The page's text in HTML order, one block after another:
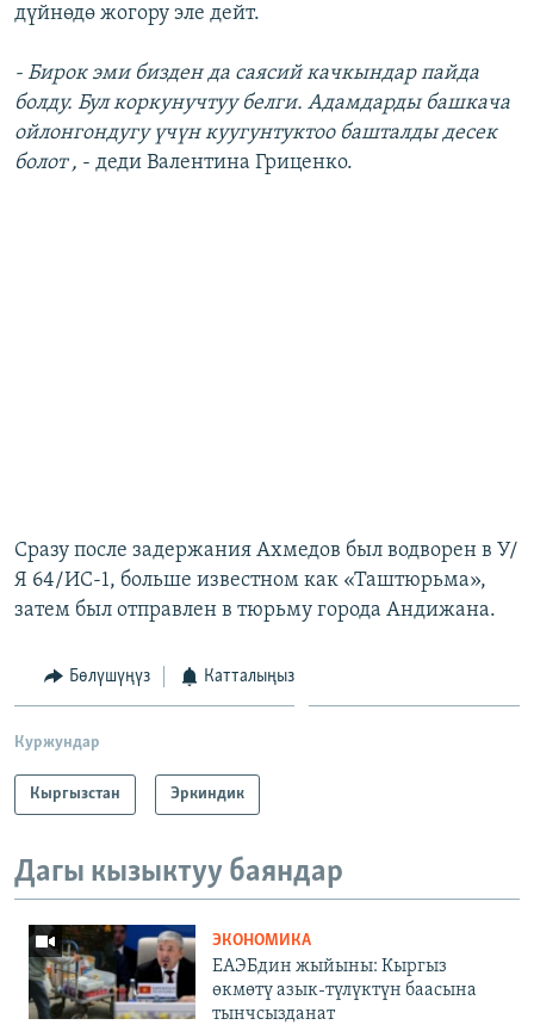
дүйнөдө жогору эле дейт.
- Бирок эми бизден да саясий качкындар пайда
болду. Бул коркунучтуу белги. Адамдарды башкача
ойлонгондугу үчүн куугунтуктоо башталды десек
болот , - деди Валентина Гриценко.
Сразу после задержания Ахмедов был водворен в У/
Я 64/ИС-1, больше известном как «Таштюрьма»,
затем был отправлен в тюрьму города Андижана.
Бөлүшүңүз Катталыңыз
Куржундар
Кыргызстан Эркиндик
Дагы кызыктуу баяндар
ЭКОНОМИКА
ЕАЭБдин жыйыны: Кыргыз
өкмөтү азык-түлүктүн баасына
тынчсызданат